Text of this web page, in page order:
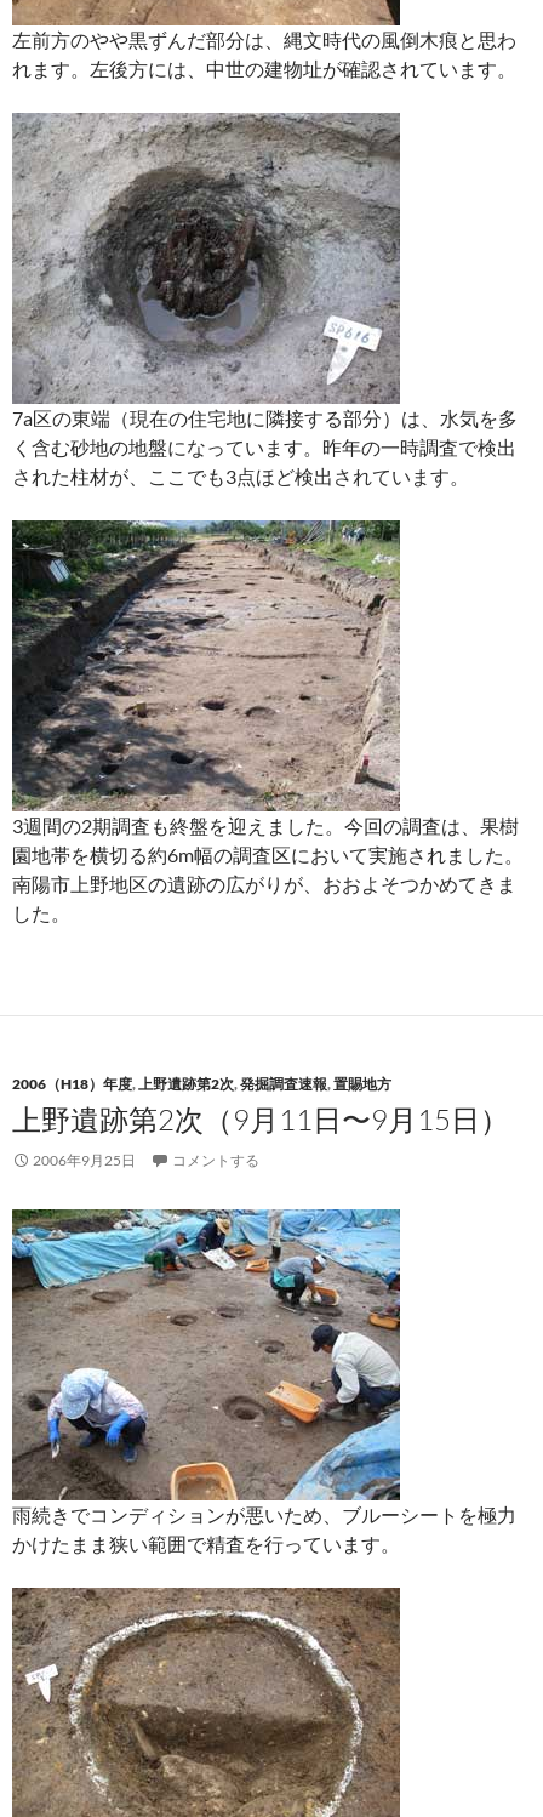
左前方のやや黒ずんだ部分は、縄文時代の風倒木痕と思わ
れます。左後方には、中世の建物址が確認されています。
7a区の東端（現在の住宅地に隣接する部分）は、水気を多
く含む砂地の地盤になっています。昨年の一時調査で検出
された柱材が、ここでも3点ほど検出されています。
3週間の2期調査も終盤を迎えました。今回の調査は、果樹
園地帯を横切る約6m幅の調査区において実施されました。
南陽市上野地区の遺跡の広がりが、おおよそつかめてきま
した。
2006（H18）年度,上野遺跡第2次,発掘調査速報,置賜地方
上野遺跡第2次（9月11日〜9月15日）
2006年9月25日 コメントする
雨続きでコンディションが悪いため、ブルーシートを極力
かけたまま狭い範囲で精査を行っています。